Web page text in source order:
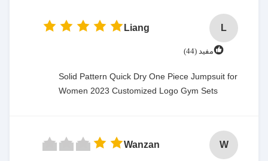
L
Liang
مفید (44)
Solid Pattern Quick Dry One Piece Jumpsuit for
Women 2023 Customized Logo Gym Sets
W
Wanzan